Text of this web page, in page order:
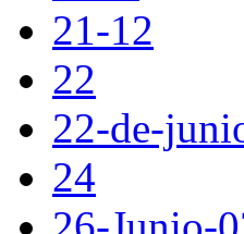
21-12
22
22-de-
24